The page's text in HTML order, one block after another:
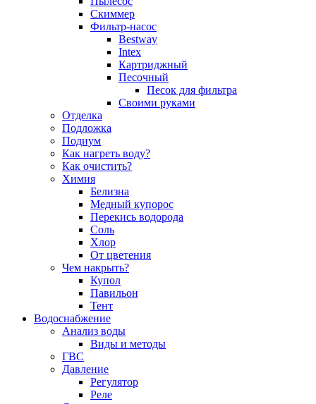
Скиммер
Фильтр-насос
Bestway
Intex
Картриджный
Песочный
Песок для фильтра
Своими руками
Отделка
Подложка
Подиум
Как нагреть воду?
Как очистить?
Химия
Белизна
Медный купорос
Перекись водорода
Соль
Хлор
От цветения
Чем накрыть?
Купол
Павильон
Тент
Водоснабжение
Анализ воды
Виды и методы
ГВС
Давление
Регулятор
Реле